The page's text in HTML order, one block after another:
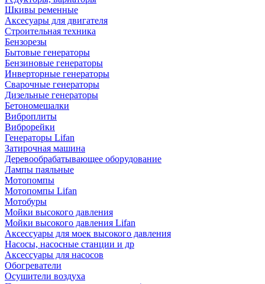
Шкивы ременные
Аксесуары для двигателя
Строительная техника
Бензорезы
Бытовые генераторы
Бензиновые генераторы
Инверторные генераторы
Сварочные генераторы
Дизельные генераторы
Бетономешалки
Виброплиты
Виброрейки
Генераторы Lifan
Затирочная машина
Деревообрабатывающее оборудование
Лампы паяльные
Мотопомпы
Мотопомпы Lifan
Мотобуры
Мойки высокого давления
Мойки высокого давления Lifan
Аксессуары для моек высокого давления
Насосы, насосные станции и др
Аксессуары для насосов
Обогреватели
Осушители воздуха